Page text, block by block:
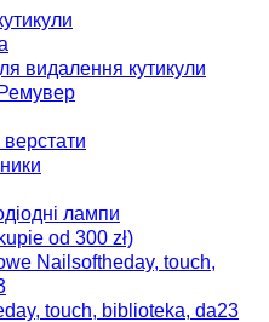
видалення кутикули
лампи
od 300 zł)
Nailsoftheday, touch,
touch, biblioteka, da23